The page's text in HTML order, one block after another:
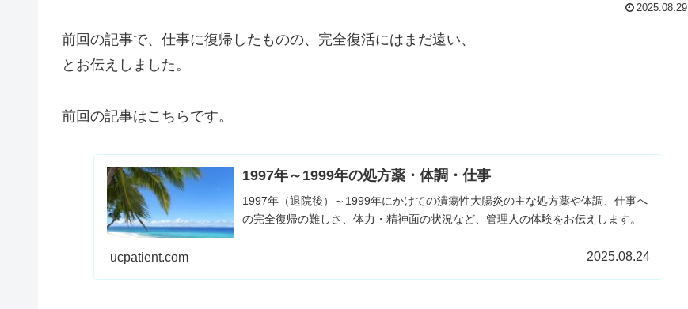
2025.08.29
前回の記事で、仕事に復帰したものの、完全復活にはまだ遠い、
とお伝えしました。
前回の記事はこちらです。
1997年～1999年の処方薬・体調・仕事
1997年（退院後）～1999年にかけての潰瘍性大腸炎の主な処方薬や体調、仕事へ
の完全復帰の難しさ、体力・精神面の状況など、管理人の体験をお伝えします。
ucpatient.com 2025.08.24